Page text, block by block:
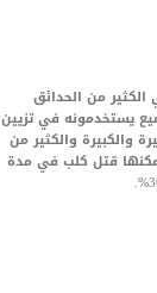
من الحدائق
يستخدمونه في تزيين
والكبيرة والكثير من
قتل كلب في مدة